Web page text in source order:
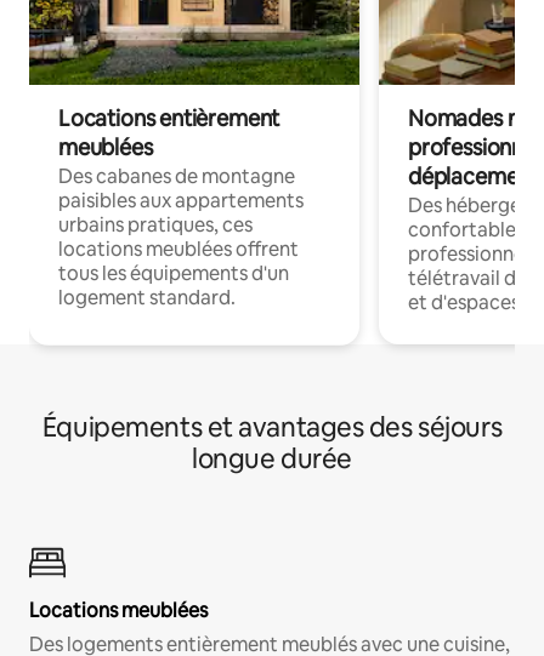
Locations entièrement
meublées
Des cabanes de montagne
paisibles aux appartements
urbains pratiques, ces
locations meublées offrent
tous les équipements d'un
logement standard.
Nomades
déplacement
Des
confortables
professionnels
télétravail
et d'espaces
Équipements et avantages des séjours
longue durée
Locations meublées
Des logements entièrement meublés avec une cuisine,